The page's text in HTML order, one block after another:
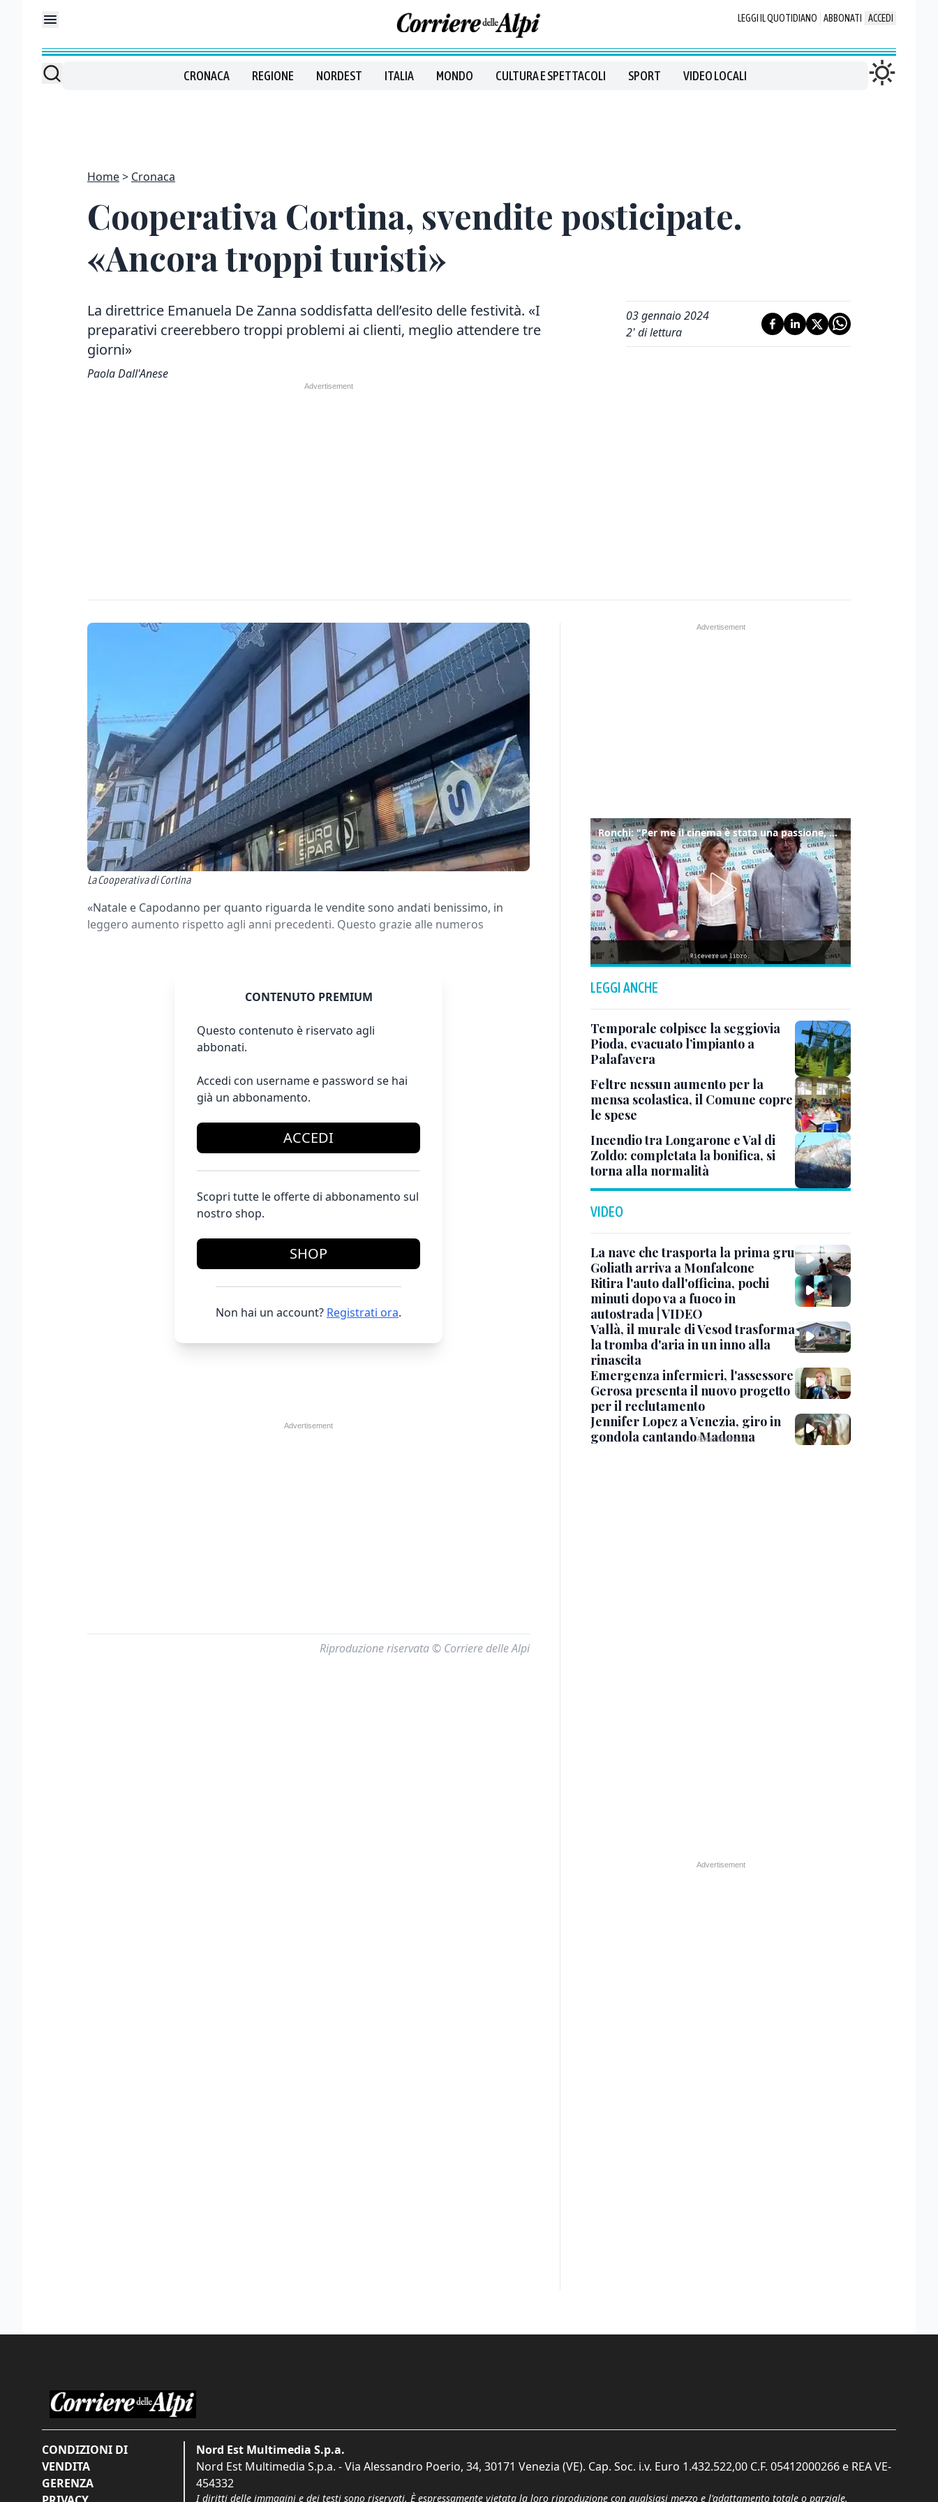
LEGGI IL QUOTIDIANO ABBONATI ACCEDI
CRONACA REGIONE NORDEST ITALIA MONDO CULTURA E SPETTACOLI SPORT VIDEO LOCALI
Home Cronaca
Cooperativa Cortina, svendite posticipate.
«Ancora troppi turisti»
La direttrice Emanuela De Zanna soddisfatta dell’esito delle festività. «I
preparativi creerebbero troppi problemi ai clienti, meglio attendere tre
giorni»
Paola Dall'Anese
03 gennaio 2024
2' di lettura
La Cooperativa di Cortina
«Natale e Capodanno per quanto riguarda le vendite sono andati benissimo, in
leggero aumento rispetto agli anni precedenti. Questo grazie alle numeros
CONTENUTO PREMIUM
Questo contenuto è riservato agli
abbonati.
Accedi con username e password se hai
già un abbonamento.
ACCEDI
Scopri tutte le offerte di abbonamento sul
nostro shop.
SHOP
Non hai un account? Registrati ora.
Riproduzione riservata © Corriere delle Alpi
Ronchi: "Per me il cinema è stata una passione, monografia dedicata è un bel regalo"
LEGGI ANCHE
Temporale colpisce la seggiovia
Pioda, evacuato l’impianto a
Palafavera
Feltre nessun aumento per la
mensa scolastica, il Comune copre
le spese
Incendio tra Longarone e Val di
Zoldo: completata la bonifica, si
torna alla normalità
VIDEO
La nave che trasporta la prima gru
Goliath arriva a Monfalcone
Ritira l'auto dall'officina, pochi
minuti dopo va a fuoco in
autostrada | VIDEO
Vallà, il murale di Vesod trasforma
la tromba d'aria in un inno alla
rinascita
Emergenza infermieri, l'assessore
Gerosa presenta il nuovo progetto
per il reclutamento
Jennifer Lopez a Venezia, giro in
gondola cantando Madonna
CONDIZIONI DI
VENDITA
GERENZA
Nord Est Multimedia S.p.a.
Nord Est Multimedia S.p.a. - Via Alessandro Poerio, 34, 30171 Venezia (VE). Cap. Soc. i.v. Euro 1.432.522,00 C.F. 05412000266 e REA VE-
454332
I diritti delle immagini e dei testi sono riservati. È espressamente vietata la loro riproduzione con qualsiasi mezzo e l'adattamento totale o parziale.